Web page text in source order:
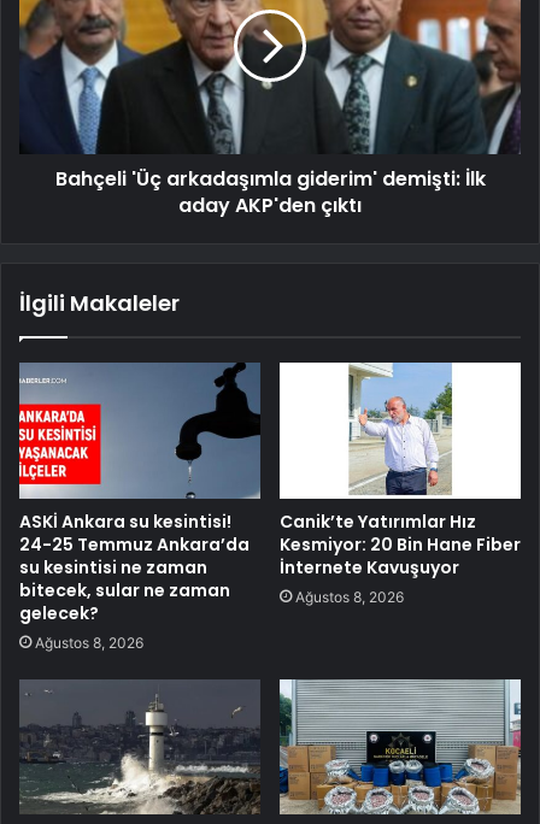
Bahçeli 'Üç arkadaşımla giderim' demişti: İlk
aday AKP'den çıktı
İlgili Makaleler
ASKİ Ankara su kesintisi!
24-25 Temmuz Ankara’da
su kesintisi ne zaman
bitecek, sular ne zaman
gelecek?
Ağustos 8, 2026
Canik’te Yatırımlar Hız
Kesmiyor: 20 Bin Hane Fiber
İnternete Kavuşuyor
Ağustos 8, 2026